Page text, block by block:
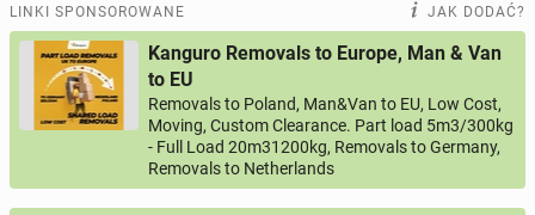
LINKI SPONSOROWANE JAK DODAĆ?
Kanguro Removals to Europe, Man & Van
to EU
Removals to Poland, Man&Van to EU, Low Cost,
Moving, Custom Clearance. Part load 5m3/300kg
- Full Load 20m31200kg, Removals to Germany,
Removals to Netherlands